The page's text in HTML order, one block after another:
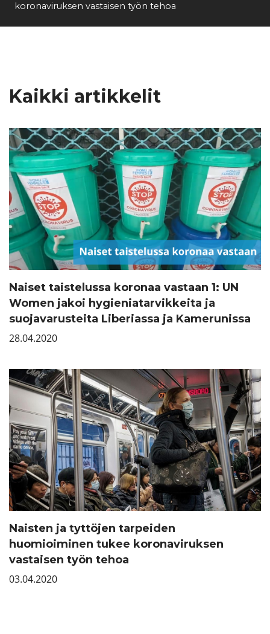
koronaviruksen vastaisen työn tehoa
Kaikki artikkelit
Naiset taistelussa koronaa vastaan 1: UN
Women jakoi hygieniatarvikkeita ja
suojavarusteita Liberiassa ja Kamerunissa
28.04.2020
Naisten ja tyttöjen tarpeiden
huomioiminen tukee koronaviruksen
vastaisen työn tehoa
03.04.2020